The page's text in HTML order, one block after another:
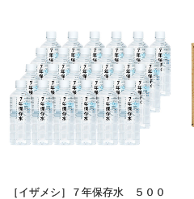
［イザメシ］７年保存水 ５００